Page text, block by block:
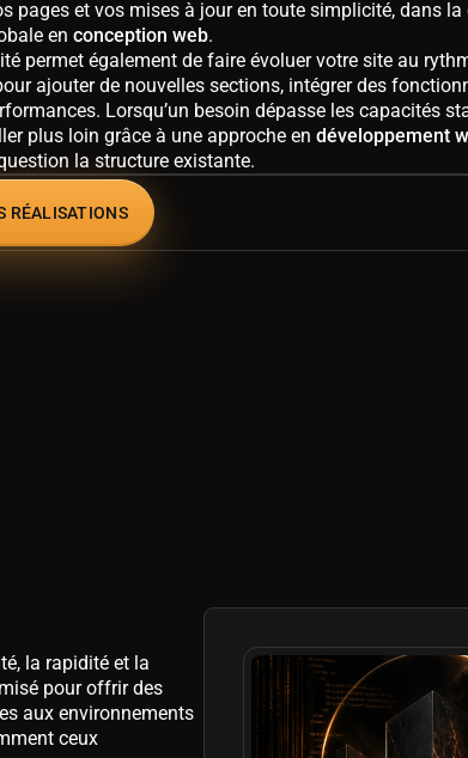
pages et vos mises à jour en toute simplicité, dans la
en conception web.
permet également de faire évoluer votre site au
ajouter de nouvelles sections, intégrer des
Lorsqu’un besoin dépasse les capacités
plus loin grâce à une approche en développement
la structure existante.
RÉALISATIONS
la rapidité et la
pour offrir des
aux environnements
ceux